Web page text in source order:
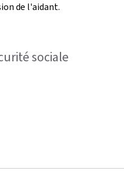
de l'aidant.
sociale